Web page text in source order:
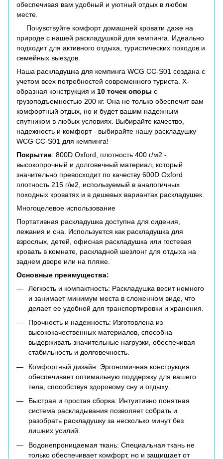
обеспечивая вам удобный и уютный отдых в любом
месте.
Почувствуйте комфорт домашней кровати даже на
природе с нашей раскладушкой для кемпинга. Идеально
подходит для активного отдыха, туристических походов и
семейных выездов.
Наша раскладушка для кемпинга WCG CC-S01 создана с
учетом всех потребностей современного туриста. Х-
образная конструкция и 10 точек опоры с
грузоподъемностью 200 кг. Она не только обеспечит вам
комфортный отдых, но и будет вашим надежным
спутником в любых условиях. Выбирайте качество,
надежность и комфорт - выбирайте нашу раскладушку
WCG CC-S01 для кемпинга!
Покрытие: 800D Oxford, плотность 400 г/м2 -
высокопрочный и долговечный материал, который
значительно превосходит по качеству 600D Oxford
плотность 215 г/м2, используемый в аналогичных
походных кроватях и в дешевых вариантах раскладушек.
Многоцелевое использование
Портативная раскладушка доступна для сидения,
лежания и сна. Используется как раскладушка для
взрослых, детей, офисная раскладушка или гостевая
кровать в комнате, раскладной шезлонг для отдыха на
заднем дворе или на пляже.
Основные преимущества:
Легкость и компактность: Раскладушка весит немного
и занимает минимум места в сложенном виде, что
делает ее удобной для транспортировки и хранения.
Прочность и надежность: Изготовлена из
высококачественных материалов, способна
выдерживать значительные нагрузки, обеспечивая
стабильность и долговечность.
Комфортный дизайн: Эргономичная конструкция
обеспечивает оптимальную поддержку для вашего
тела, способствуя здоровому сну и отдыху.
Быстрая и простая сборка: Интуитивно понятная
система раскладывания позволяет собрать и
разобрать раскладушку за несколько минут без
лишних усилий.
Водонепроницаемая ткань: Специальная ткань не
только обеспечивает комфорт, но и защищает от